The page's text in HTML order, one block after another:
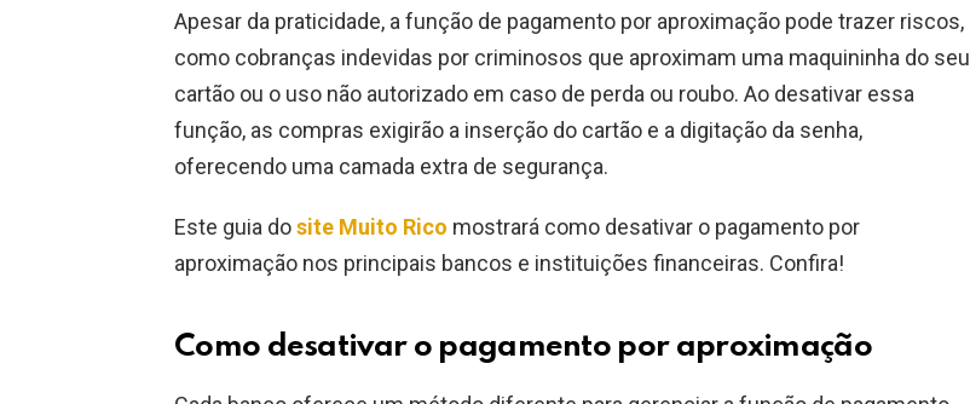
Apesar da praticidade, a função de pagamento por aproximação pode trazer riscos,
como cobranças indevidas por criminosos que aproximam uma maquininha do seu
cartão ou o uso não autorizado em caso de perda ou roubo. Ao desativar essa
função, as compras exigirão a inserção do cartão e a digitação da senha,
oferecendo uma camada extra de segurança.
Este guia dosite Muito Rico mostrará como desativar o pagamento por
aproximação nos principais bancos e instituições financeiras. Confira!
Como desativar o pagamento por aproximação